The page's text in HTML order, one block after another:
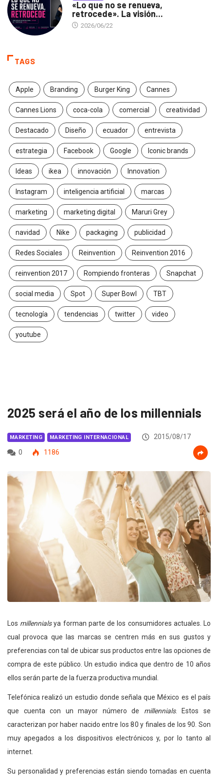
«Lo que no se renueva,
retrocede». La visión...
2026/06/22
TAGS
Apple Branding Burger King Cannes
Cannes Lions coca-cola comercial creatividad
Destacado Diseño ecuador entrevista
estrategia Facebook Google Iconic brands
Ideas ikea innovación Innovation
Instagram inteligencia artificial marcas
marketing marketing digital Maruri Grey
navidad Nike packaging publicidad
Redes Sociales Reinvention Reinvention 2016
reinvention 2017 Rompiendo fronteras Snapchat
social media Spot Super Bowl TBT
tecnología tendencias twitter video
youtube
2025 será el año de los millennials
MARKETING MARKETING INTERNACIONAL
2015/08/17
0
1186
Los millennialsya forman parte de los consumidores actuales. Lo
cual provoca que las marcas se centren más en sus gustos y
preferencias con tal de ubicar sus productos entre las opciones de
compra de este público. Un estudio indica que dentro de 10 años
ellos serán parte de la fuerza productiva mundial.
Telefónica realizó un estudio donde señala que México es el país
que cuenta con un mayor número de millennials. Estos se
caracterizan por haber nacido entre los 80 y finales de los 90. Son
muy apegados a los dispositivos electrónicos y, por lo tanto al
internet.
Su personalidad y preferencias están siendo tomadas en cuenta